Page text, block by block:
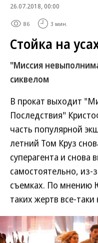
26.07.2018, 00:00
86 3 мин.
Стойка на
"Миссия
сиквелом
В прокат выходит
Последствия"
часть популярной
летний Том Круз
суперагента и снова
самостоятельно, из-
съемках. По мнению
таких жертв все-таки